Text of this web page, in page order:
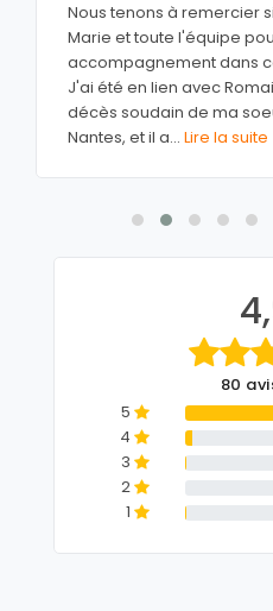
Nous tenons à remercier
Marie et toute l'équipe
accompagnement dans
J'ai été en lien avec
décès soudain de ma
Nantes, et il a... Lire la suite
80
5
4
3
2
1